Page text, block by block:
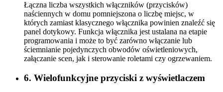
Łączna liczba wszystkich włączników (przycisków)
naściennych w domu pomniejszona o liczbę miejsc, w
których zamiast klasycznego włącznika powinien znaleźć się
panel dotykowy. Funkcja włącznika jest ustalana na etapie
programowania i może to być zarówno włączanie lub
ściemnianie pojedynczych obwodów oświetleniowych,
załączanie scen, jak i sterowanie roletami czy ogrzewaniem.
6. Wielofunkcyjne przyciski z wyświetlaczem